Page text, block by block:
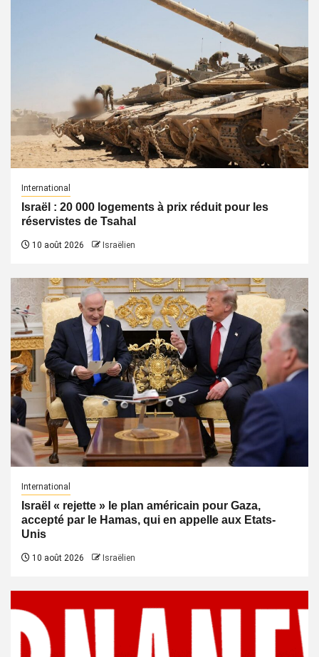
International
Israël : 20 000 logements à prix réduit pour les
réservistes de Tsahal
10 août 2026 Israëlien
International
Israël « rejette » le plan américain pour Gaza,
accepté par le Hamas, qui en appelle aux Etats-
Unis
10 août 2026 Israëlien